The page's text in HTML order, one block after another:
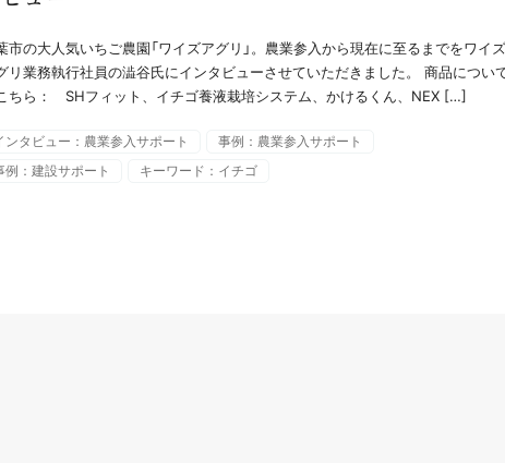
市の大人気いちご農園「ワイズアグリ」。農業参入から現在に至るまでをワイズ
リ業務執行社員の澁谷氏にインタビューさせていただきました。 商品につい
ちら： SHフィット、イチゴ養液栽培システム、かけるくん、NEX […]
ンタビュー：農業参入サポート
事例：農業参入サポート
例：建設サポート
キーワード：イチゴ